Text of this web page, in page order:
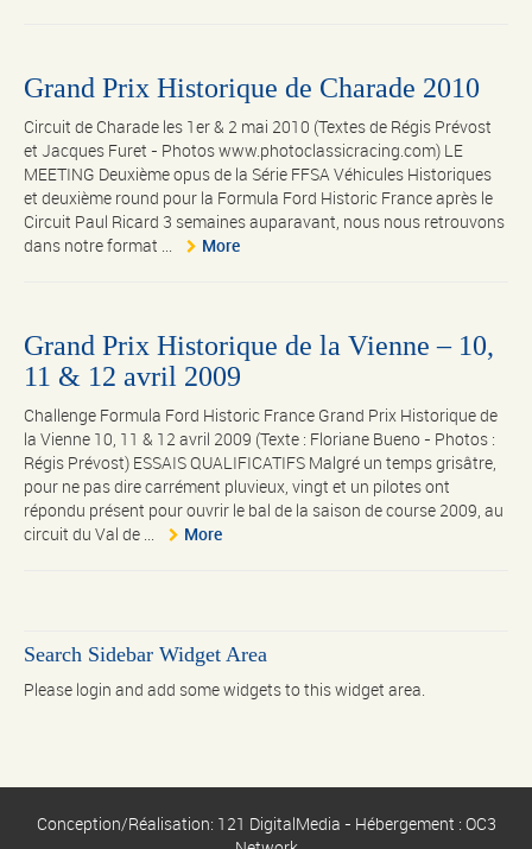
Grand Prix Historique de Charade 2010
Circuit de Charade les 1er & 2 mai 2010 (Textes de Régis Prévost
et Jacques Furet - Photos www.photoclassicracing.com) LE
MEETING Deuxième opus de la Série FFSA Véhicules Historiques
et deuxième round pour la Formula Ford Historic France après le
Circuit Paul Ricard 3 semaines auparavant, nous nous retrouvons
dans notre format ...
More
Grand Prix Historique de la Vienne – 10,
11 & 12 avril 2009
Challenge Formula Ford Historic France Grand Prix Historique de
la Vienne 10, 11 & 12 avril 2009 (Texte : Floriane Bueno - Photos :
Régis Prévost) ESSAIS QUALIFICATIFS Malgré un temps grisâtre,
pour ne pas dire carrément pluvieux, vingt et un pilotes ont
répondu présent pour ouvrir le bal de la saison de course 2009, au
circuit du Val de ...
More
Search Sidebar Widget Area
Please login and add some widgets to this widget area.
Conception/Réalisation: 121 DigitalMedia - Hébergement : OC3